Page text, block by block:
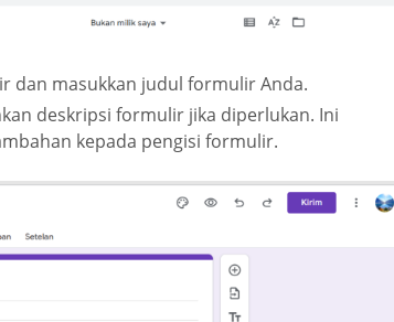
dan masukkan judul formulir Anda.
deskripsi formulir jika diperlukan. Ini
kepada pengisi formulir.